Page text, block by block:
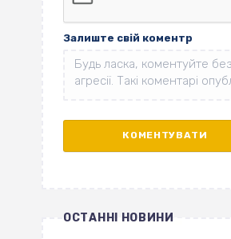
Залиште свій коментр
ОСТАННІ НОВИНИ